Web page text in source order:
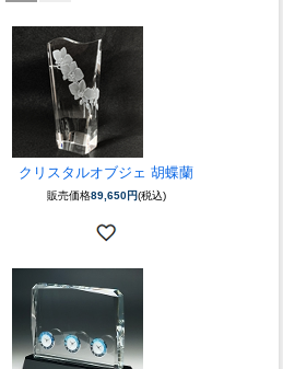
クリスタルオブジェ 胡蝶蘭
販売価格89,650円(税込)